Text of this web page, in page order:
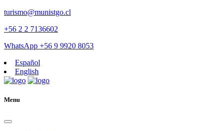
turismo@munistgo.cl
+56 2 2 7136602
WhatsApp +56 9 9920 8053
Español
English
Menu